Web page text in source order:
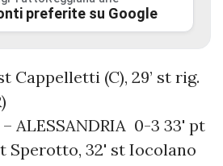
preferite su Google
Cappelletti (C), 29’ st rig.
ALESSANDRIA 0-3 33' pt
Sperotto, 32' st Iocolano